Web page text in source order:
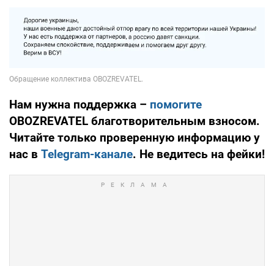
Нам нужна поддержка – помогите
OBOZREVATEL благотворительным взносом.
Читайте только проверенную информацию у
нас в Telegram-канале. Не ведитесь на фейки!